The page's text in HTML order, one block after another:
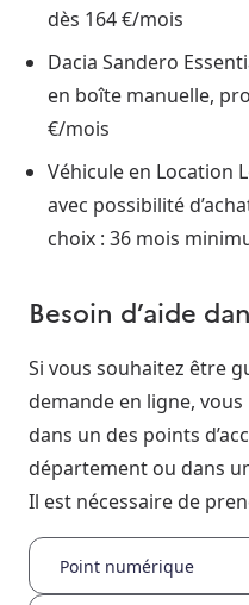
dès 164 €/mois
Dacia Sandero
en boîte manuelle,
€/mois
Véhicule en Location
avec possibilité
choix : 36 mois
Besoin d’aide
Si vous souhaitez être
demande en ligne,
dans un des points
département ou dans
Il est nécessaire de
Point numérique